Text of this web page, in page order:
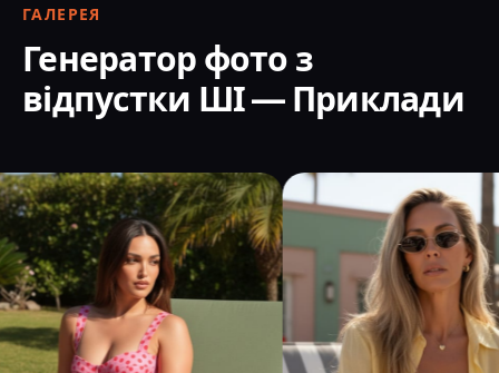
ГАЛЕРЕЯ
Генератор фото з
відпустки ШІ — Приклади